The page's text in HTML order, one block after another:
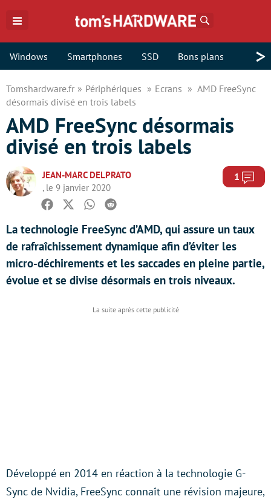
Windows Smartphones SSD Bons plans >
Tomshardware.fr Périphériques Ecrans
AMD FreeSync
désormais divisé en trois labels
AMD FreeSync désormais
divisé en trois labels
JEAN-MARC DELPRATO
, le 9 janvier 2020
1
Facebook
TwitterWhatsapp
Reddit
La technologie FreeSync d’AMD, qui assure un taux
de rafraîchissement dynamique afin d’éviter les
micro-déchirements et les saccades en pleine partie,
évolue et se divise désormais en trois niveaux.
Développé en 2014 en réaction à la technologie G-
Sync de Nvidia, FreeSync connaît une révision majeure,